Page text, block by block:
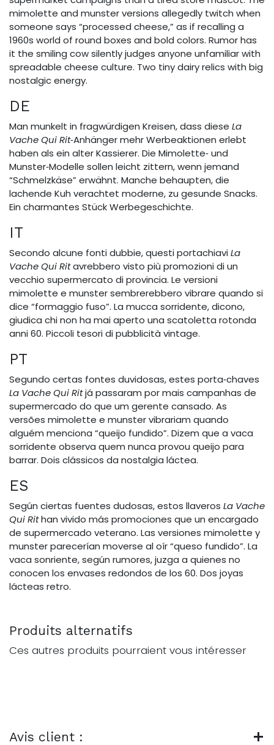
mimolette and munster versions allegedly twitch when
someone says “processed cheese,” as if recalling a
1960s world of round boxes and bold colors. Rumor has
it the smiling cow silently judges anyone unfamiliar with
spreadable cheese culture. Two tiny dairy relics with big
nostalgic energy.
DE
Man munkelt in fragwürdigen Kreisen, dass diese La
Vache Qui Rit‑Anhänger mehr Werbeaktionen erlebt
haben als ein alter Kassierer. Die Mimolette‑ und
Munster‑Modelle sollen leicht zittern, wenn jemand
“Schmelzkäse” erwähnt. Manche behaupten, die
lachende Kuh verachtet moderne, zu gesunde Snacks.
Ein charmantes Stück Werbegeschichte.
IT
Secondo alcune fonti dubbie, questi portachiaviLa
Vache Qui Ritavrebbero visto più promozioni di un
vecchio supermercato di provincia. Le versioni
mimolette e munster sembrerebbero vibrare quando si
dice “formaggio fuso”. La mucca sorridente, dicono,
giudica chi non ha mai aperto una scatoletta rotonda
anni 60. Piccoli tesori di pubblicità vintage.
PT
Segundo certas fontes duvidosas, estes porta‑chaves
La Vache Qui Ritjá passaram por mais campanhas de
supermercado do que um gerente cansado. As
versões mimolette e munster vibrariam quando
alguém menciona “queijo fundido”. Dizem que a vaca
sorridente observa quem nunca provou queijo para
barrar. Dois clássicos da nostalgia láctea.
ES
Según ciertas fuentes dudosas, estos llaveros La Vache
Qui Rithan vivido más promociones que un encargado
de supermercado veterano. Las versiones mimolette y
munster parecerían moverse al oír “queso fundido”. La
vaca sonriente, según rumores, juzga a quienes no
conocen los envases redondos de los 60. Dos joyas
lácteas retro.
Produits alternatifs
Ces autres produits pourraient vous intéresser
Avis client :